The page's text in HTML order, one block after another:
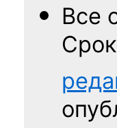
Все